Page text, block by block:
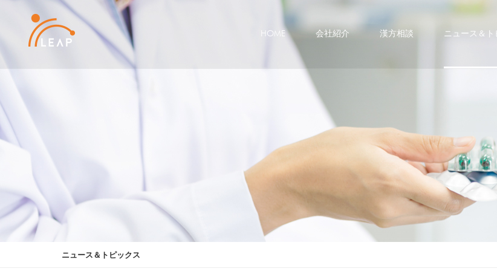
HOME 会社紹介 漢方相談 ニュース＆ト
ニュース＆トピックス